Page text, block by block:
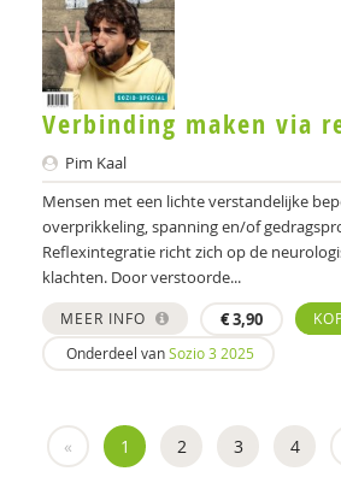
Odette van der Heijden
Jos van der Lans
Remmers van Veldhuizen
Anita van de Ven
Bregje Verdam
Elles Verheijen
SABINE VERMIN
Nienke Verstegen
Jessica Vervoort-Schel
Corine van Vliet
Verbinding maken via
Pim Kaal
Mensen met een lichte verstandelijke
overprikkeling, spanning en/of
Reflexintegratie richt zich op de
klachten. Door verstoorde...
MEER INFO €3,90
Onderdeel vanSozio 3 2025
« 1 2 3 4